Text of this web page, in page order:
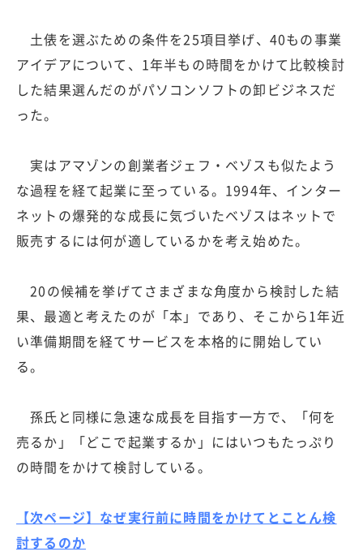
土俵を選ぶための条件を25項目挙げ、40もの事業
アイデアについて、1年半もの時間をかけて比較検討
した結果選んだのがパソコンソフトの卸ビジネスだ
った。
実はアマゾンの創業者ジェフ・ベゾスも似たよう
な過程を経て起業に至っている。1994年、インター
ネットの爆発的な成長に気づいたベゾスはネットで
販売するには何が適しているかを考え始めた。
20の候補を挙げてさまざまな角度から検討した結
果、最適と考えたのが「本」であり、そこから1年近
い準備期間を経てサービスを本格的に開始してい
る。
孫氏と同様に急速な成長を目指す一方で、「何を
売るか」「どこで起業するか」にはいつもたっぷり
の時間をかけて検討している。
【次ページ】なぜ実行前に時間をかけてとことん検
討するのか